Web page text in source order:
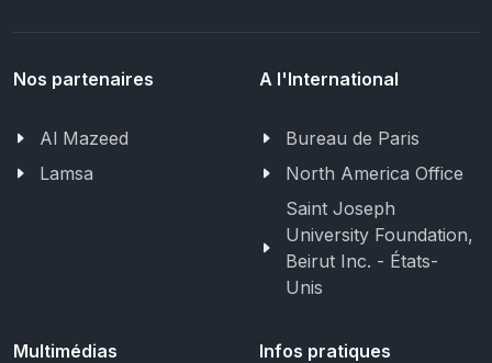
Nos partenaires
Al Mazeed
Lamsa
A l'International
Bureau de Paris
North America Office
Saint Joseph
University Foundation,
Beirut Inc. - États-
Unis
Multimédias Infos pratiques